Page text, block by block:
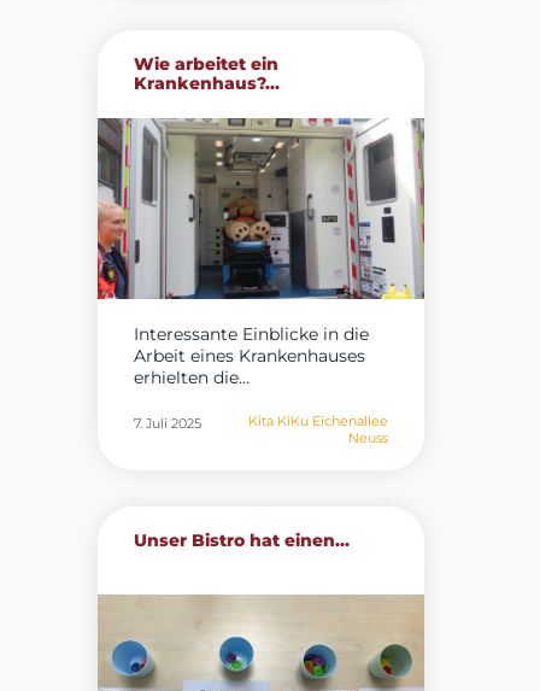
Wie arbeitet ein
Krankenhaus?...
Interessante Einblicke in die
Arbeit eines Krankenhauses
erhielten die...
7. Juli 2025
Kita KiKu Eichenallee
Neuss
Unser Bistro hat einen...